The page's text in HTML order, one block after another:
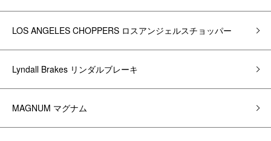
LOS ANGELES CHOPPERS ロスアンジェルスチョッパー
Lyndall Brakes リンダルブレーキ
MAGNUM マグナム